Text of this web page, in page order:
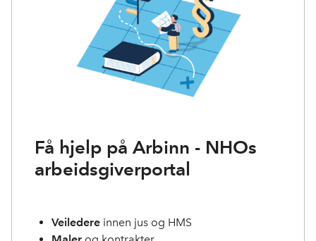
Få hjelp på Arbinn - NHOs
arbeidsgiverportal
Veiledere innen jus og HMS